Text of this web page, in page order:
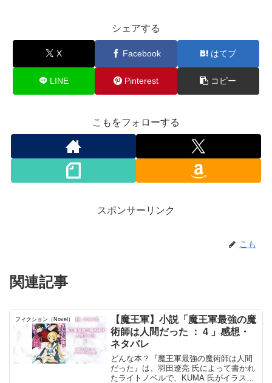
シェアする
X Facebook はてブ
LINE Pinterest コピー
こもをフォローする
スポンサーリンク
こも
関連記事
フィクション（Novel）
【魔王軍】小説「魔王軍最強の魔
術師は人間だった ： 4 」感想・
ネタバレ
どんな本？『魔王軍最強の魔術師は人間
だった』は、羽田遼亮 氏によって書かれ
たライトノベルで、KUMA 氏がイラスト